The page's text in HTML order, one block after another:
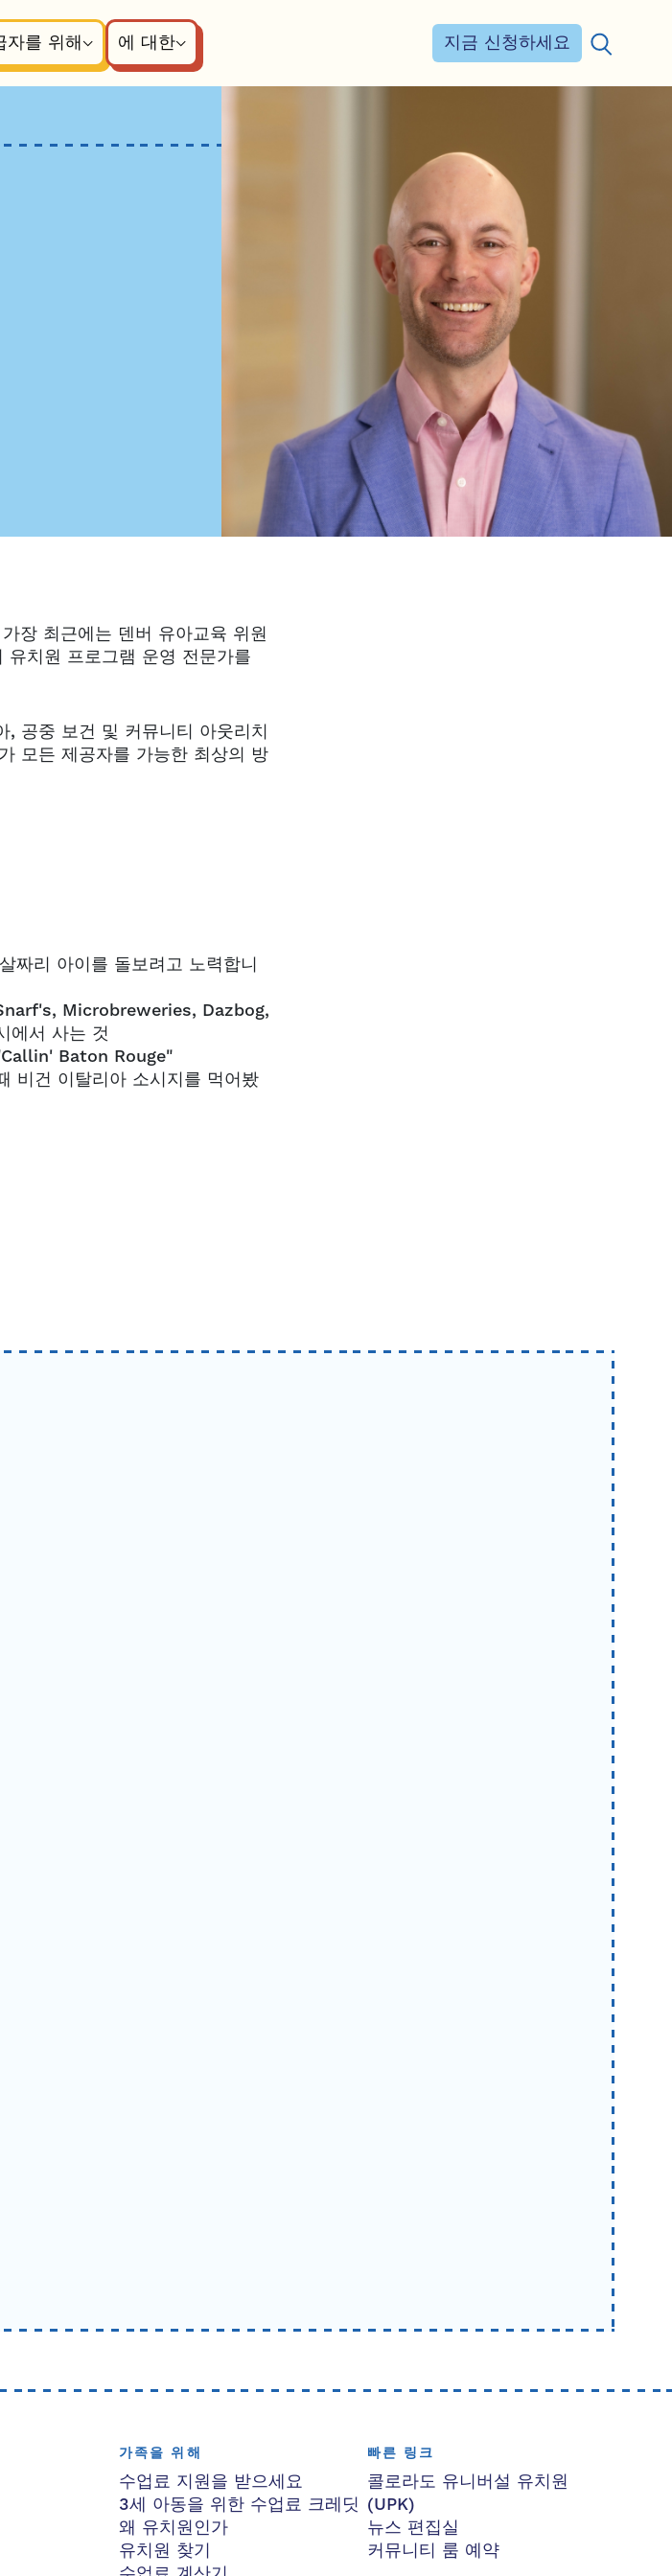
자를 위해 에 대한 지금 신청하세요
검색:
장 최근에는 덴버 유아교육 위원
치원 프로그램 운영 전문가를
, 공중 보건 및 커뮤니티 아웃리치
모든 제공자를 가능한 최상의 방
짜리 아이를 돌보려고 노력합니
Microbreweries, Dazbog,
에서 사는 것
Baton Rouge"
비건 이탈리아 소시지를 먹어봤
가족을 위해
수업료 지원을 받으세요
3세 아동을 위한 수업료 크레딧
왜 유치원인가
유치원 찾기
빠른 링크
콜로라도 유니버설 유치원
(UPK)
뉴스 편집실
커뮤니티 룸 예약